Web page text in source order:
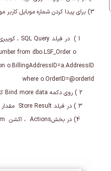
3) برای پیدا کردن شماره موبایل کاربر موقع خرید و تبدیل به توکن در بخش Actions ، اکشن Add Action > Data > Run SQL Query را انتخاب کنید :
o.BillingAddressID=a.AddressID
where o.OrderID=@orderId
در بخشActions ، اکشن